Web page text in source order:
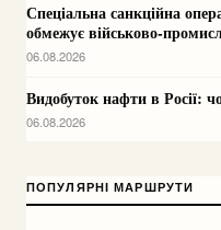
Спеціальна санкційна
обмежує військово-
06.08.2026
Видобуток нафти в Росії:
06.08.2026
ПОПУЛЯРНІ МАРШРУТИ